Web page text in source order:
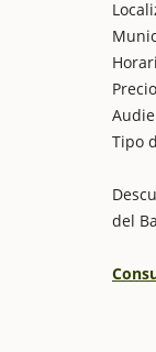
Tipo
del